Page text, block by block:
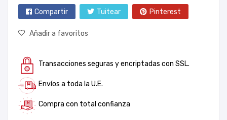
Compartir Tuitear Pinterest
Añadir a favoritos
Transacciones seguras y encriptadas con SSL.
Envíos a toda la U.E.
Compra con total confianza